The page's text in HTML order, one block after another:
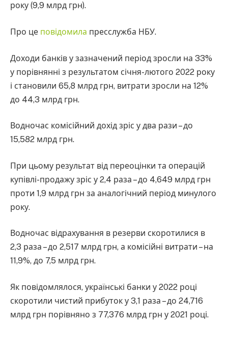
року (9,9 млрд грн).
Про це повідомила пресслужба НБУ.
Доходи банків у зазначений період зросли на 33%
у порівнянні з результатом січня-лютого 2022 року
і становили 65,8 млрд грн, витрати зросли на 12%
до 44,3 млрд грн.
Водночас комісійний дохід зріс у два рази – до
15,582 млрд грн.
При цьому результат від переоцінки та операцій
купівлі-продажу зріс у 2,4 раза – до 4,649 млрд грн
проти 1,9 млрд грн за аналогічний період минулого
року.
Водночас відрахування в резерви скоротилися в
2,3 раза – до 2,517 млрд грн, а комісійні витрати – на
11,9%, до 7,5 млрд грн.
Як повідомлялося, українські банки у 2022 році
скоротили чистий прибуток у 3,1 раза – до 24,716
млрд грн порівняно з 77,376 млрд грн у 2021 році.